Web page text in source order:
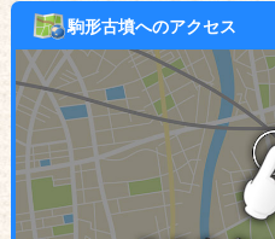
駒形古墳へのアクセス